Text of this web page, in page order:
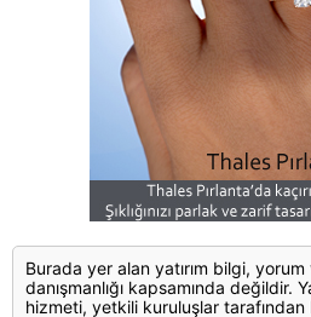
Burada yer alan yatırım bilgi, yorum
danışmanlığı kapsamında değildir.
hizmeti, yetkili kuruluşlar